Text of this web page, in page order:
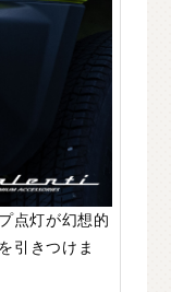
点灯が幻想的
引きつけま